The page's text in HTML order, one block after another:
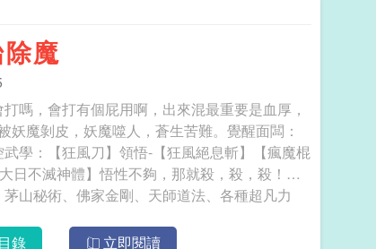
魔
嗎，會打有個屁用啊，出來混最重要是血厚，
魔剝皮，妖魔噬人，蒼生苦難。覺醒面闆：
學：【狂風刀】領悟-【狂風絕息斬】【瘋魔棍
日不滅神體】悟性不夠，那就殺，殺，殺！面
山秘術、佛家金剛、天師道法、各種超凡力
錄 立即閱讀